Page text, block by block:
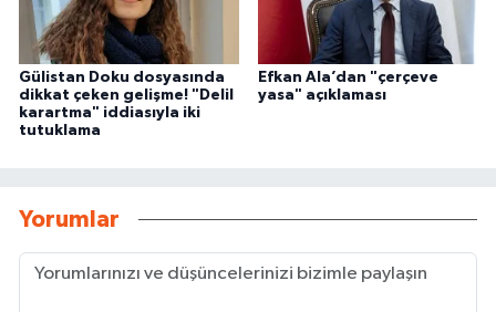
Gülistan Doku dosyasında
dikkat çeken gelişme! "Delil
karartma" iddiasıyla iki
tutuklama
Efkan Ala’dan "çerçeve
yasa" açıklaması
Yorumlar